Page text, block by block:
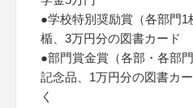
●学校特別奨励賞（各部門
楯、3万円分の図書カード
●部門賞金賞（各部・各部
記念品、1万円分の図書カ
く